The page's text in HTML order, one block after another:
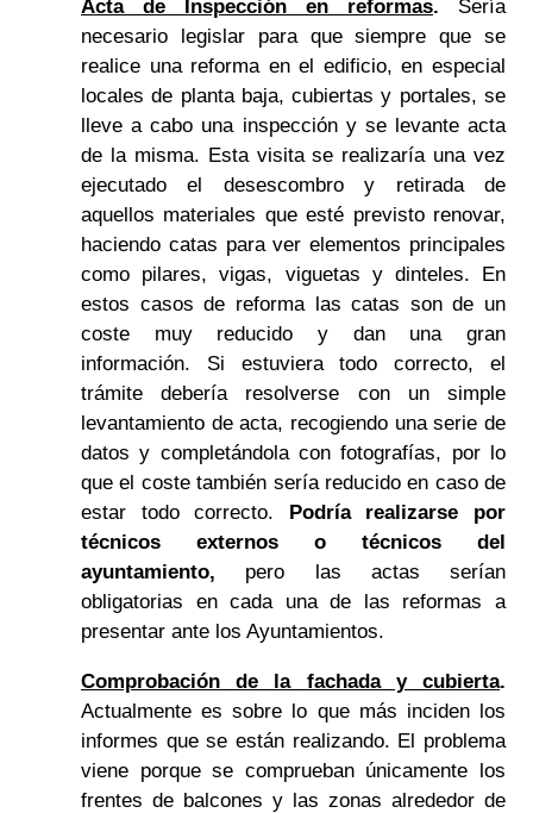
Acta de Inspección en reformas. Sería
necesario legislar para que siempre que se
realice una reforma en el edificio, en especial
locales de planta baja, cubiertas y portales, se
lleve a cabo una inspección y se levante acta
de la misma. Esta visita se realizaría una vez
ejecutado el desescombro y retirada de
aquellos materiales que esté previsto renovar,
haciendo catas para ver elementos principales
como pilares, vigas, viguetas y dinteles. En
estos casos de reforma las catas son de un
coste muy reducido y dan una gran
información. Si estuviera todo correcto, el
trámite debería resolverse con un simple
levantamiento de acta, recogiendo una serie de
datos y completándola con fotografías, por lo
que el coste también sería reducido en caso de
estar todo correcto. Podría realizarse por
técnicos externos o técnicos del
ayuntamiento, pero las actas serían
obligatorias en cada una de las reformas a
presentar ante los Ayuntamientos.
Comprobación de la fachada y cubierta.
Actualmente es sobre lo que más inciden los
informes que se están realizando. El problema
viene porque se comprueban únicamente los
frentes de balcones y las zonas alrededor de